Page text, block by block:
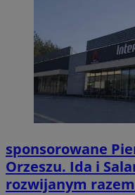
sponsorowane
Orzeszu. Ida i
rozwijanym